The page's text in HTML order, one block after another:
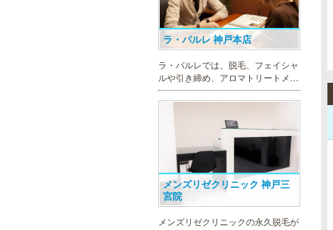
ラ・パルレ 神戸本店
ラ・パルレでは、脱毛、フェイシャ
ルや引き締め、アロマトリートメン
ト、本格的なダイエットコース等、
幅広いメニューでお客様の美を応
回限定体験コースも多数取り揃えて
メンズリゼクリニック 神戸三
宮院
メンズリゼクリニックの永久脱毛が